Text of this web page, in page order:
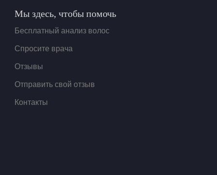
Мы здесь, чтобы помочь
Бесплатный анализ волос
Спросите врача
Отзывы
Отправить свой отзыв
Контакты